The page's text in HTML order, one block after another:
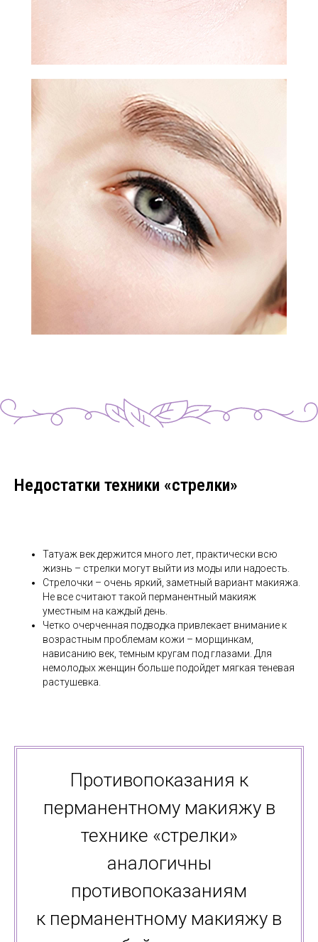
Недостатки техники «стрелки»
Татуаж век держится много лет, практически всю
жизнь – стрелки могут выйти из моды или надоесть.
Стрелочки – очень яркий, заметный вариант макияжа.
Не все считают такой перманентный макияж
уместным на каждый день.
Четко очерченная подводка привлекает внимание к
возрастным проблемам кожи – морщинкам,
нависанию век, темным кругам под глазами. Для
немолодых женщин больше подойдет мягкая теневая
растушевка.
Противопоказания к
перманентному макияжу в
технике «стрелки»
аналогичны
противопоказаниям
к перманентному макияжу в